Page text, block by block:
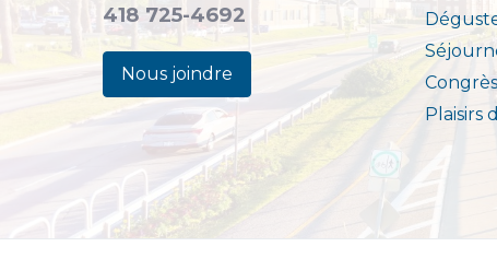
418 725-4692
Nous joindre
Plaisirs